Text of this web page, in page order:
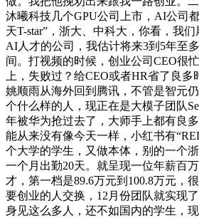
沐曦科技几个GPU公司上市，AI公司
天T-star”，浙大、中科大，你看，我
AI人才的公司，我估计将来3到5年至
间。打视频的时候，创业公司CEO很
上，失败过？给CEO或者HR省了良
姚顺雨从海外回到腾讯，不管是智元
个什么样的人，现正在是大模子团队
年被华为抢过去了，大师手上都有良
能从来没有像今天一样，小红书有
个大学的学生，又做本体，别的一个浙
一个月出勤20天。就呈现一位年薪百
才，第一档是89.6万元到100.8万元，
要创业的人交换，12月份团队就实现
身见这么多人，还不如国内的学生，